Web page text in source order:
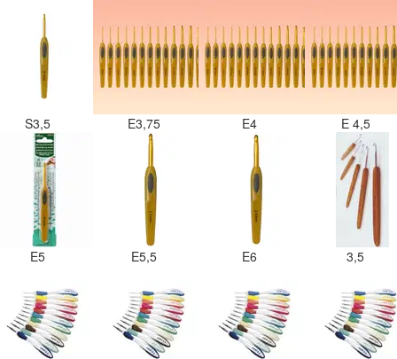
S3,5 E3,75 E4 E 4,5
E5 E5,5 E6 3,5